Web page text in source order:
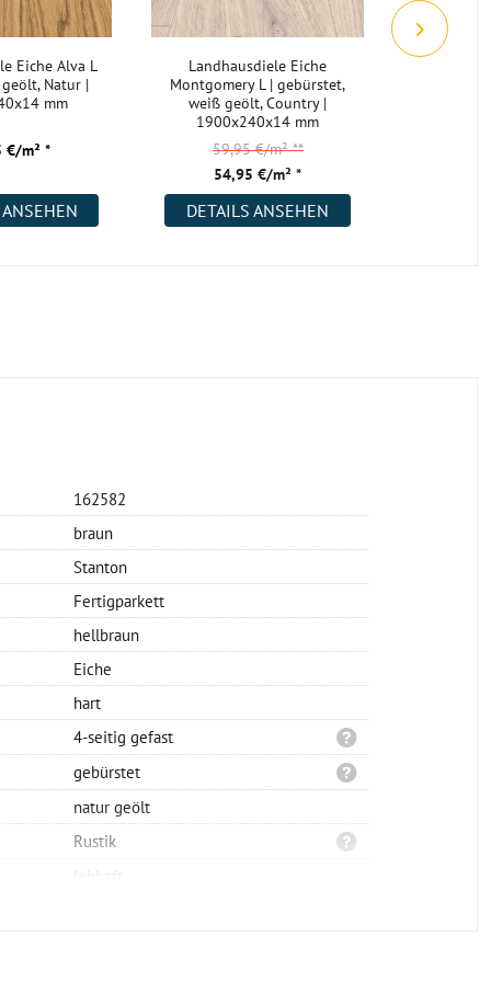
Eiche Alva L
Natur |
mm
€/m² *
Landhausdiele Eiche
Montgomery L | gebürstet,
weiß geölt, Country |
1900x240x14 mm
54,95 €/m² *
59,95 €/m²**
DETAILS ANSEHEN
162582
braun
Stanton
Fertigparkett
hellbraun
Eiche
hart
4-seitig gefast
gebürstet
natur geölt
Rustik
lebhaft